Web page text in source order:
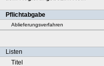
Pflichtabgabe
Ablieferungsverfahren
Listen
Titel